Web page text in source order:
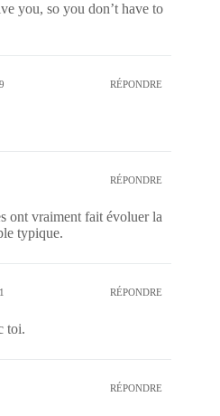
you, so you don’t have to
RÉPONDRE
RÉPONDRE
ont vraiment fait évoluer la
typique.
RÉPONDRE
toi.
RÉPONDRE